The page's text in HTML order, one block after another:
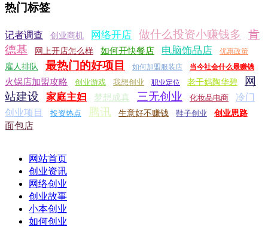
热门标签
记者调查 创业商机 网络开店 做什么投资小赚钱多
肯
德基
网上开店怎么样 如何开快餐店 电脑饰品店 优惠政策
雇人排队 最热门的好项目 如何加盟服装店 当今社会什么最赚钱
火锅店加盟攻略 创业游戏 我想创业 职业定位 老干妈陶华碧
网
站建设
家庭主妇 梦想成真 三无创业 化妆品电商
冷门
创业项目
投资热点 腾讯 生意好不赚钱 鞋子创业 创业思路
面包店
网站首页
创业资讯
网络创业
创业故事
小本创业
如何创业